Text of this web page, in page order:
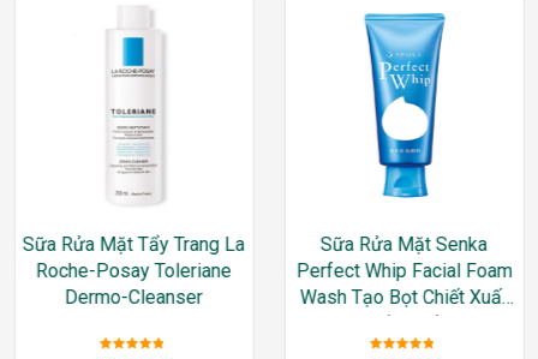
Sữa Rửa Mặt Tẩy Trang La
Roche-Posay Toleriane
Dermo-Cleanser
Sữa Rửa Mặt Senka
Perfect Whip Facial Foam
Wash Tạo Bọt Chiết Xuất
Tơ Tằm Trắng